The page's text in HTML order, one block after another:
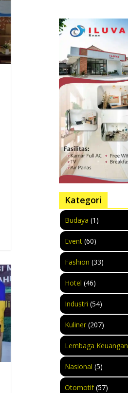
Kategori
Budaya (1)
Event(60)
Fashion (33)
Hotel (46)
Industri (54)
Kuliner(207)
Lembaga Keuangan
Nasional (5)
Otomotif(57)